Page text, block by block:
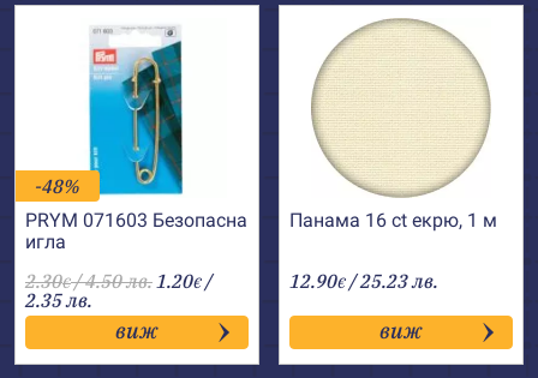
-48%
PRYM 071603 Безопаснa
иглa
2.30€/ 4.50 лв.1.20€ /
2.35 лв.
виж
Панама 16 ct екрю, 1 м
12.90€ / 25.23 лв.
виж